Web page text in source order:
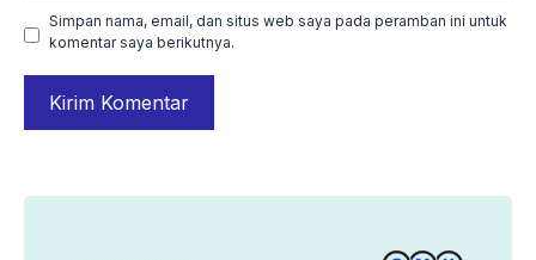
Simpan nama, email, dan situs web saya pada peramban ini untuk
komentar saya berikutnya.